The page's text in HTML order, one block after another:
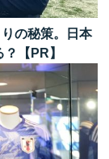
の秘策。日本
【PR】